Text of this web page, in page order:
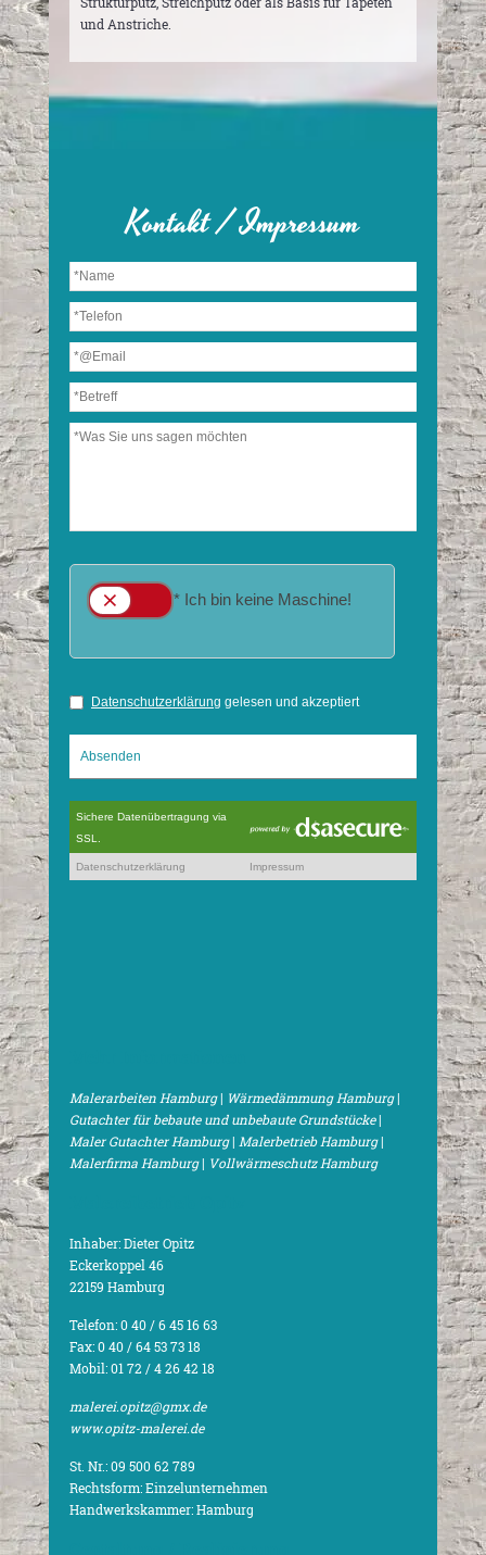
und Anstriche.
Kontakt / Impressum
Malerarbeiten Hamburg| Wärmedämmung Hamburg|
Gutachter für bebaute und unbebaute Grundstücke|
Maler Gutachter Hamburg| Malerbetrieb Hamburg|
Malerfirma Hamburg| Vollwärmeschutz Hamburg
Inhaber: Dieter Opitz
Eckerkoppel 46
22159 Hamburg
Telefon: 0 40 / 6 45 16 63
Fax: 0 40 / 64 53 73 18
Mobil: 01 72 / 4 26 42 18
malerei.opitz@gmx.de
www.opitz-malerei.de
St. Nr.: 09 500 62 789
Rechtsform: Einzelunternehmen
Handwerkskammer: Hamburg